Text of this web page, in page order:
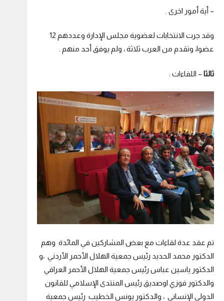
– أية أمور اخرى .
وقد جرت الانتخابات لعضوية مجلس الإدارة وعددهم 12
عضوا، وتقدم من العرب ثلاثة ، ولم يوفق أحد منهم .
ثالثا – اللقاءات :
تم عقد عدة لقاءات مع بعض المشاركين في المائدة وهم
الدكتور محمد الحديد رئيس جمعية الهلال الأحمر الأردني ،و
الدكتور ياسين عباس رئيس جمعية الهلال الأحمر العراقي
والدكتور فوزي اوصديق رئيس المنتدى الإسلامي للقانون
الدولي الإنساني ، والدكتور يونس الخطيب رئيس جمعية